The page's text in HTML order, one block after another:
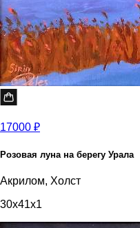
17000 ₽
Розовая луна на берегу Урала
Акрилом, Холст
30x41x1